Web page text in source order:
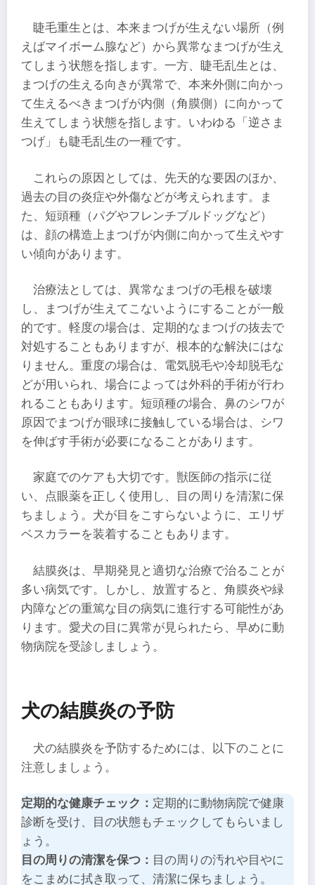
睫毛重生とは、本来まつげが生えない場所（例
えばマイボーム腺など）から異常なまつげが生え
てしまう状態を指します。一方、睫毛乱生とは、
まつげの生える向きが異常で、本来外側に向かっ
て生えるべきまつげが内側（角膜側）に向かって
生えてしまう状態を指します。いわゆる「逆さま
つげ」も睫毛乱生の一種です。
これらの原因としては、先天的な要因のほか、
過去の目の炎症や外傷などが考えられます。ま
た、短頭種（パグやフレンチブルドッグなど）
は、顔の構造上まつげが内側に向かって生えやす
い傾向があります。
治療法としては、異常なまつげの毛根を破壊
し、まつげが生えてこないようにすることが一般
的です。軽度の場合は、定期的なまつげの抜去で
対処することもありますが、根本的な解決にはな
りません。重度の場合は、電気脱毛や冷却脱毛な
どが用いられ、場合によっては外科的手術が行わ
れることもあります。短頭種の場合、鼻のシワが
原因でまつげが眼球に接触している場合は、シワ
を伸ばす手術が必要になることがあります。
家庭でのケアも大切です。獣医師の指示に従
い、点眼薬を正しく使用し、目の周りを清潔に保
ちましょう。犬が目をこすらないように、エリザ
ベスカラーを装着することもあります。
結膜炎は、早期発見と適切な治療で治ることが
多い病気です。しかし、放置すると、角膜炎や緑
内障などの重篤な目の病気に進行する可能性があ
ります。愛犬の目に異常が見られたら、早めに動
物病院を受診しましょう。
犬の結膜炎の予防
犬の結膜炎を予防するためには、以下のことに
注意しましょう。
定期的な健康チェック： 定期的に動物病院で健康
診断を受け、目の状態もチェックしてもらいまし
ょう。
目の周りの清潔を保つ： 目の周りの汚れや目やに
をこまめに拭き取って、清潔に保ちましょう。